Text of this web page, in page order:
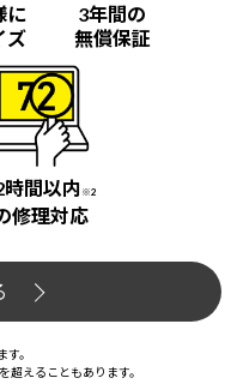
に
ズ
3年間の
無償保証
時間以内 ※2
修理対応
。
えることもあります。